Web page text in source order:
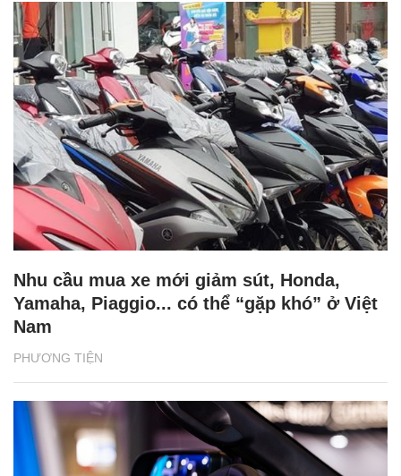
PHƯƠNG TIỆN
Nhu cầu mua xe mới giảm sút, Honda,
Yamaha, Piaggio... có thể “gặp khó” ở Việt
Nam